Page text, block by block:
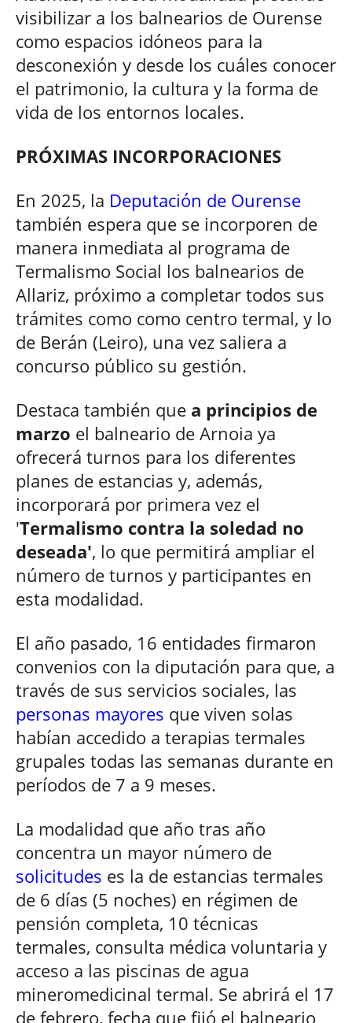
visibilizar a los balnearios de Ourense
como espacios idóneos para la
desconexión y desde los cuáles conocer
el patrimonio, la cultura y la forma de
vida de los entornos locales.
PRÓXIMAS INCORPORACIONES
En 2025, la Deputación de Ourense
también espera que se incorporen de
manera inmediata al programa de
Termalismo Social los balnearios de
Allariz, próximo a completar todos sus
trámites como como centro termal, y lo
de Berán (Leiro), una vez saliera a
concurso público su gestión.
Destaca también que a principios de
marzo el balneario de Arnoia ya
ofrecerá turnos para los diferentes
planes de estancias y, además,
incorporará por primera vez el
'Termalismo contra la soledad no
deseada', lo que permitirá ampliar el
número de turnos y participantes en
esta modalidad.
El año pasado, 16 entidades firmaron
convenios con la diputación para que, a
través de sus servicios sociales, las
personas mayores que viven solas
habían accedido a terapias termales
grupales todas las semanas durante en
períodos de 7 a 9 meses.
La modalidad que año tras año
concentra un mayor número de
solicitudes es la de estancias termales
de 6 días (5 noches) en régimen de
pensión completa, 10 técnicas
termales, consulta médica voluntaria y
acceso a las piscinas de agua
mineromedicinal termal. Se abrirá el 17
de febrero, fecha que fijó el balneario